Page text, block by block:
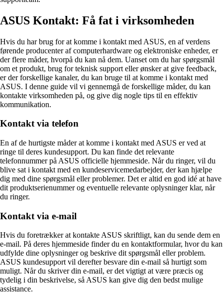
ASUS Kontakt: Få fat i virksomheden
Hvis du har brug for at komme i kontakt med ASUS, en af verdens
førende producenter af computerhardware og elektroniske enheder, er
der flere måder, hvorpå du kan nå dem. Uanset om du har spørgsmål
om et produkt, brug for teknisk support eller ønsker at give feedback,
er der forskellige kanaler, du kan bruge til at komme i kontakt med
ASUS. I denne guide vil vi gennemgå de forskellige måder, du kan
kontakte virksomheden på, og give dig nogle tips til en effektiv
kommunikation.
Kontakt via telefon
En af de hurtigste måder at komme i kontakt med ASUS er ved at
ringe til deres kundesupport. Du kan finde det relevante
telefonnummer på ASUS officielle hjemmeside. Når du ringer, vil du
blive sat i kontakt med en kundeservicemedarbejder, der kan hjælpe
dig med dine spørgsmål eller problemer. Det er altid en god idé at have
dit produktserienummer og eventuelle relevante oplysninger klar, når
du ringer.
Kontakt via e-mail
Hvis du foretrækker at kontakte ASUS skriftligt, kan du sende dem en
e-mail. På deres hjemmeside finder du en kontaktformular, hvor du kan
udfylde dine oplysninger og beskrive dit spørgsmål eller problem.
ASUS kundesupport vil derefter besvare din e-mail så hurtigt som
muligt. Når du skriver din e-mail, er det vigtigt at være præcis og
tydelig i din beskrivelse, så ASUS kan give dig den bedst mulige
assistance.